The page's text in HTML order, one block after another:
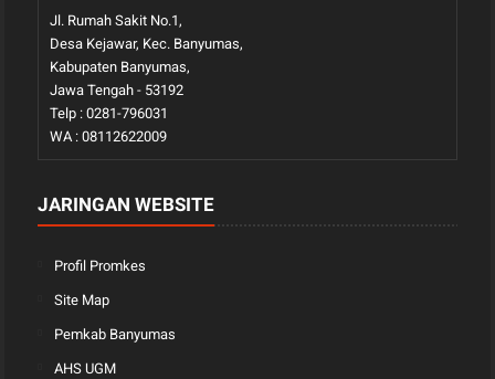
Jl. Rumah Sakit No.1,
Desa Kejawar, Kec. Banyumas,
Kabupaten Banyumas,
Jawa Tengah - 53192
Telp : 0281-796031
WA : 08112622009
JARINGAN WEBSITE
Profil Promkes
Site Map
Pemkab Banyumas
AHS UGM